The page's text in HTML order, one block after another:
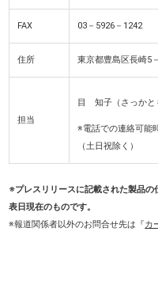
FAX 03－5926－1242
住所 東京都豊島区長崎5
担当
目 知子（さっかと
※電話での連絡可能
（土日祝除く）
※プレスリリースに記載された製品
表日現在のものです。
※報道関係者以外のお問合せ先は『カ